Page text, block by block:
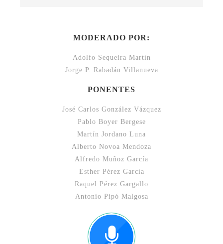
MODERADO POR:
Adolfo Sequeira Martín
Jorge P. Rabadán Villanueva
PONENTES
José Carlos González Vázquez
Pablo Boyer Bergese
Martín Jordano Luna
Alberto Novoa Mendoza
Alfredo Muñoz García
Esther Pérez García
Raquel Pérez Gargallo
Antonio Pipó Malgosa